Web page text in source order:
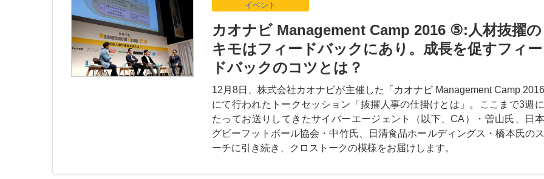
イベント
カオナビ Management Camp 2016 ⑤:人材抜擢の
キモはフィードバックにあり。成長を促すフィー
ドバックのコツとは？
12月8日、株式会社カオナビが主催した「カオナビ Management Camp 2016
にて行われたトークセッション「抜擢人事の仕掛けとは」。ここまで3週
たってお送りしてきたサイバーエージェント（以下、CA）・曽山氏、日
グビーフットボール協会・中竹氏、日清食品ホールディングス・橋本氏の
ーチに引き続き、クロストークの模様をお届けします。